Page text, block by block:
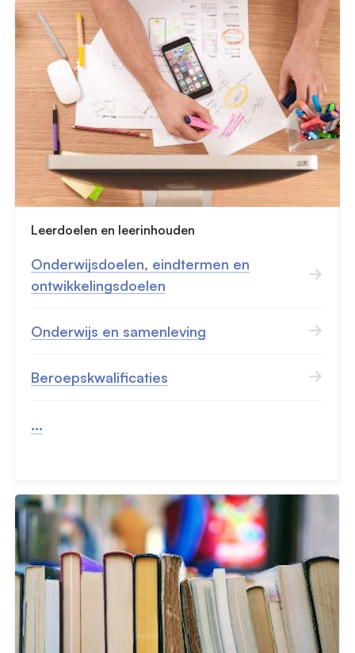
Leerdoelen en leerinhouden
Onderwijsdoelen, eindtermen en
ontwikkelingsdoelen
Onderwijs en samenleving
Beroepskwalificaties
...